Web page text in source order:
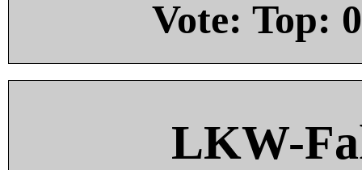
Vote: Top: 0
LKW-